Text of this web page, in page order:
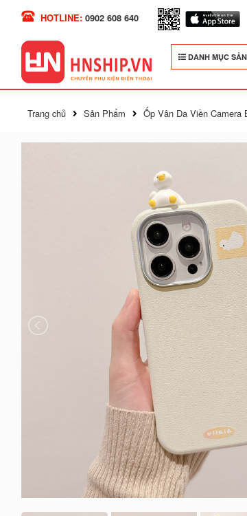
HOTLINE: 0902 608 640
DANH MỤC
Trang chủ Sản Phẩm Ốp Vân Da Viền Camera